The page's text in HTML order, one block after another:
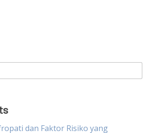
dan Faktor Risiko yang